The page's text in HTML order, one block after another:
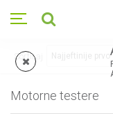
Motorne testere
Sortiraj